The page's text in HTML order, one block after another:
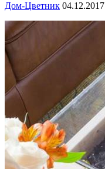
Дом-Цветник 04.12.2017